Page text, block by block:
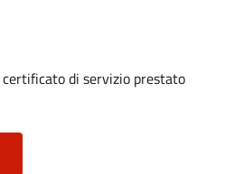
di servizio prestato